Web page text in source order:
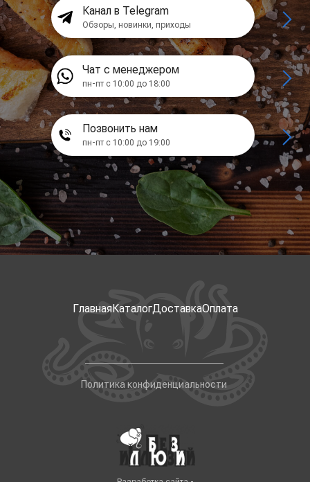
Канал в Telegram
Обзоры, новинки, приходы
Чат с менеджером
пн-пт с 10:00 до 18:00
Позвонить нам
пн-пт с 10:00 до 19:00
ГлавнаяКаталогДоставкаОплата
Политика конфиденциальности